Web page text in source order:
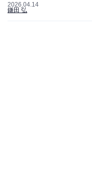
2026.04.14
鎌田 弘